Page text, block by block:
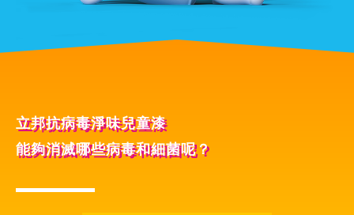
立邦抗病毒淨味兒童漆
能夠消滅哪些病毒和細菌呢？